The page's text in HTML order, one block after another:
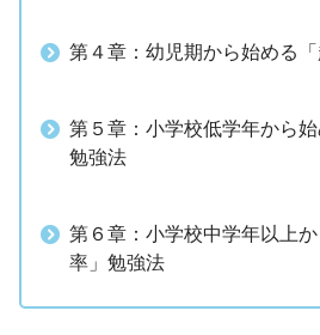
第４章：幼児期から始める
第５章：小学校低学年から始
勉強法
第６章：小学校中学年以上
率」勉強法